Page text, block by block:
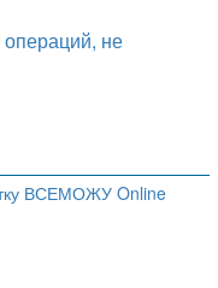
ВСЕМОЖУ Online